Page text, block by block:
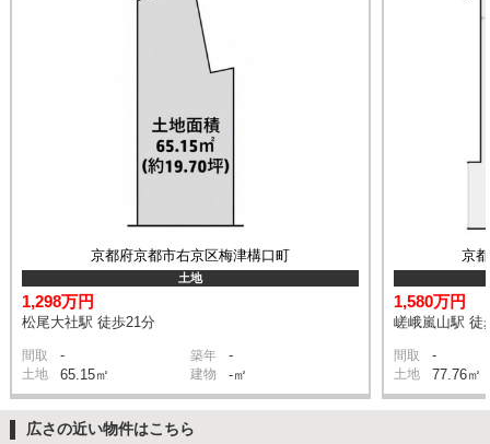
京都府京都市右京区梅津構口町
土地
1,298万円
松尾大社駅 徒歩21分
間取 - 築年 -
土地 65.15㎡ 建物 -㎡
京
1,580万円
嵯峨嵐山駅 徒
間取 -
土地 77.76㎡
広さの近い物件はこちら